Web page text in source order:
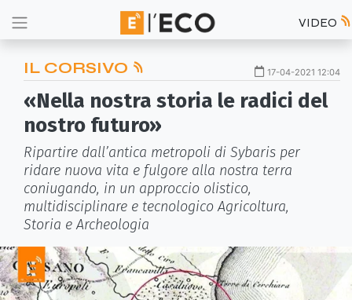
VIDEO
IL CORSIVO 17-04-2021 12:04
«Nella nostra storia le radici del
nostro futuro»
Ripartire dall’antica metropoli di Sybaris per
ridare nuova vita e fulgore alla nostra terra
coniugando, in un approccio olistico,
multidisciplinare e tecnologico Agricoltura,
Storia e Archeologia